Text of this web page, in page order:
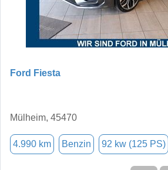
Ford Fiesta
Mülheim, 45470
4.990 km Benzin 92 kw (125 PS)